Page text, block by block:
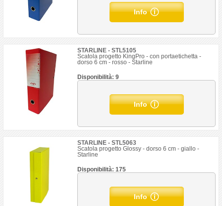
Info
STARLINE - STL5105
Scatola progetto KingPro - con portaetichetta -
dorso 6 cm - rosso - Starline
Disponibilità: 9
Info
STARLINE - STL5063
Scatola progetto Glossy - dorso 6 cm - giallo -
Starline
Disponibilità: 175
Info